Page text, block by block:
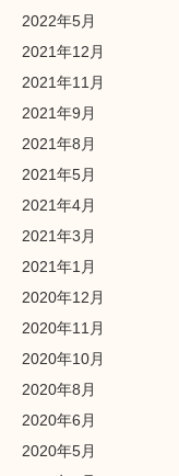
2022年5月
2021年12月
2021年11月
2021年9月
2021年8月
2021年5月
2021年4月
2021年3月
2021年1月
2020年12月
2020年11月
2020年10月
2020年8月
2020年6月
2020年5月